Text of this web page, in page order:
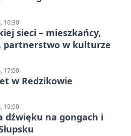
16:30
sieci – mieszkańcy,
partnerstwo w kulturze
17:00
w Redzikowie
19:00
dźwięku na gongach i